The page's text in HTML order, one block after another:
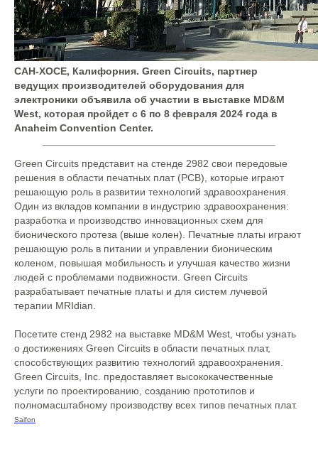
САН-ХОСЕ, Калифорния. Green Circuits, партнер
ведущих производителей оборудования для
электроники объявила об участии в выставке MD&M
West, которая пройдет с 6 по 8 февраля 2024 года в
Anaheim Convention Center.
Green Circuits представит на стенде 2982 свои передовые
решения в области печатных плат (PCB), которые играют
решающую роль в развитии технологий здравоохранения.
Один из вкладов компании в индустрию здравоохранения:
разработка и производство инновационных схем для
бионического протеза (выше колен). Печатные платы играют
решающую роль в питании и управлении бионическим
коленом, повышая мобильность и улучшая качество жизни
людей с проблемами подвижности. Green Circuits
разрабатывает печатные платы и для систем лучевой
терапии MRIdian.
Посетите стенд 2982 на выставке MD&M West, чтобы узнать
о достижениях Green Circuits в области печатных плат,
способствующих развитию технологий здравоохранения.
Green Circuits, Inc. предоставляет высококачественные
услуги по проектированию, созданию прототипов и
полномасштабному производству всех типов печатных плат.
Saifon